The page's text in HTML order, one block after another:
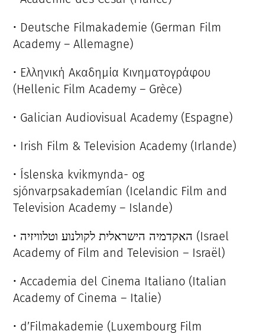
• Deutsche Filmakademie (German Film
Academy – Allemagne)
• Ελληνική Ακαδημία Κινηματογράφου
(Hellenic Film Academy – Grèce)
• Galician Audiovisual Academy (Espagne)
• Irish Film & Television Academy (Irlande)
• Íslenska kvikmynda- og
sjónvarpsakademían (Icelandic Film and
Television Academy – Islande)
• האקדמיה הישראלית לקולנוע וטלוויזיה (Israel
Academy of Film and Television – Israël)
• Accademia del Cinema Italiano (Italian
Academy of Cinema – Italie)
• d’Filmakademie (Luxembourg Film